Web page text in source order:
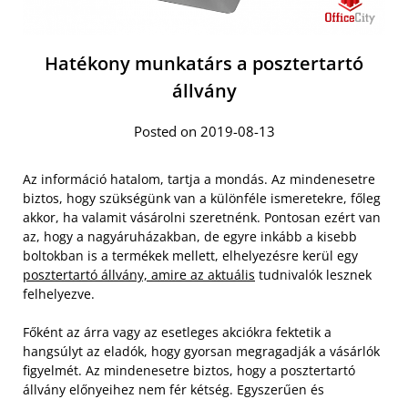
Hatékony munkatárs a posztertartó
állvány
Posted on 2019-08-13
Az információ hatalom, tartja a mondás. Az mindenesetre
biztos, hogy szükségünk van a különféle ismeretekre, főleg
akkor, ha valamit vásárolni szeretnénk. Pontosan ezért van
az, hogy a nagyáruházakban, de egyre inkább a kisebb
boltokban is a termékek mellett, elhelyezésre kerül egy
posztertartó állvány, amire az aktuális tudnivalók lesznek
felhelyezve.
Főként az árra vagy az esetleges akciókra fektetik a
hangsúlyt az eladók, hogy gyorsan megragadják a vásárlók
figyelmét. Az mindenesetre biztos, hogy a posztertartó
állvány előnyeihez nem fér kétség. Egyszerűen és